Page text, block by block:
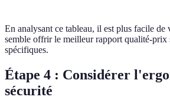
En analysant ce tableau, il est plus facile de
semble offrir le meilleur rapport qualité-prix
spécifiques.
Étape 4 : Considérer
sécurité